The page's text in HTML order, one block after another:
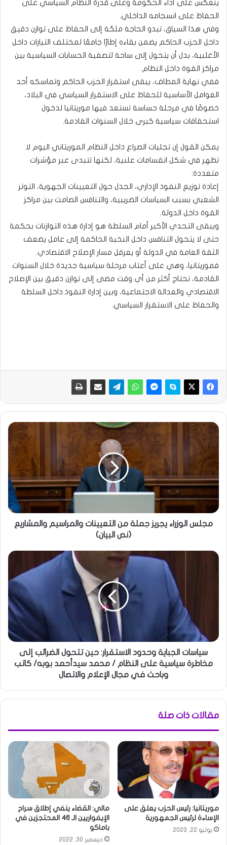
ينعكس على أداء الحكومة وعلى قدرة النظام السياسي على
الحفاظ على انسجامه الداخلي.
وفي هذا السياق، تبدو الحاجة ملحّة إلى الحفاظ على توازن دقيق
داخل الحزب الحاكم يضمن بقاءه إطارًا جامعًا لمختلف التيارات داخل
الأغلبية، بدل أن يتحول إلى ساحة لتصفية الحسابات السياسية بين
مراكز القوة داخل النظام.
ففي نهاية المطاف، يبقى استقرار الحزب الحاكم وتماسكه أحد
العوامل الأساسية للحفاظ على الاستقرار السياسي في البلاد،
خصوصًا في مرحلة حساسة تستعد فيها موريتانيا لدخول
استحقاقات سياسية كبرى خلال السنوات القادمة.
يمكن القول إن تجليات الصراع داخل النظام الموريتاني اليوم لا
تظهر في شكل انقسامات علنية، لكنها تتبدى عبر مؤشرات
متعددة:
إعادة توزيع النفوذ الإداري، الجدل حول التعيينات الجهوية، التوتر
الشعبي بسبب السياسات الضريبية، والتنافس الصامت بين مراكز
القوة داخل الدولة.
ويبقى التحدي الأكبر أمام السلطة هو إدارة هذه التوازنات بحكمة
حتى لا يتحول التنافس داخل النخبة الحاكمة إلى عامل يضعف
الثقة العامة في الدولة أو يعرقل مسار الإصلاح الاقتصادي.
فموريتانيا، وهي على أعتاب مرحلة سياسية جديدة خلال السنوات
القادمة، تحتاج أكثر من أي وقت مضى إلى توازن دقيق بين الإصلاح
الاقتصادي والعدالة الاجتماعية، وبين إدارة النفوذ داخل السلطة
والحفاظ على الاستقرار السياسي.
مجلس الوزراء يجريز جملة من التعيينات والمراسيم والمشاريع
(نص البيان)
سياسات الجباية وحدود الاستقرار: حين تتحول الضرائب إلى
مخاطرة سياسية على النظام / محمد سيدأحمد بوبه/ كاتب
وباحث في مجال الإعلام والاتصال
مقالات ذات صلة
موريتانيا: رئيس الحزب يعلق على
الإساءة لرئيس الجمهورية
يوليو 22, 2023
مالي: القضاء ينفي إطلاق سراح
الإيفواريين الـ 46 المحتجزين في
باماكو
ديسمبر 30, 2022